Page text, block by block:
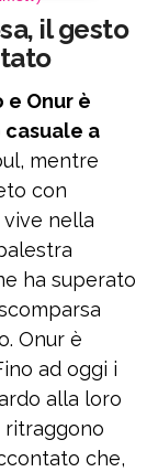
il gesto
Onur è
a
mentre
con
nella
ha superato
Onur è
ad oggi i
alla loro
ritraggono
che,